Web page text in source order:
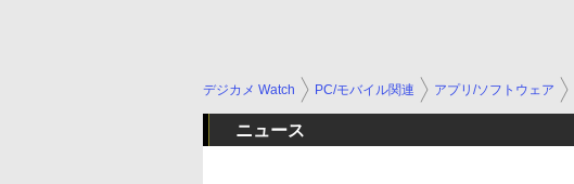
デジカメ Watch PC/モバイル関連 アプリ/ソフトウェア
ニュース